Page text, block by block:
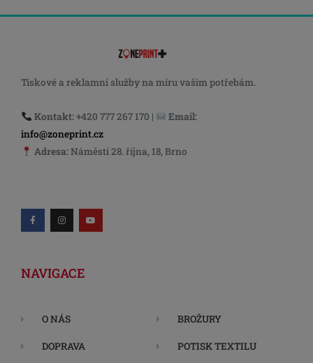
Tiskové a reklamní služby na míru vašim potřebám.
Kontakt:+420 777 267 170 |
Email:
info@zoneprint.cz
Adresa:Náměstí 28. října, 18, Brno
NAVIGACE
O NÁS
DOPRAVA
BROŽURY
POTISK TEXTILU